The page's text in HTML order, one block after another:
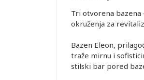
Tri otvorena bazena
okruženja za
Bazen Eleon,
traže mirnu i
stilski bar pored